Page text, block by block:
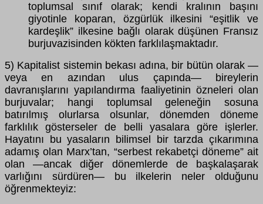
toplumsal sınıf olarak; kendi kralının başını
giyotinle koparan, özgürlük ilkesini “eşitlik ve
kardeşlik” ilkesine bağlı olarak düşünen Fransız
burjuvazisinden kökten farklılaşmaktadır.
5) Kapitalist sistemin bekası adına, bir bütün olarak —
veya en azından ulus çapında— bireylerin
davranışlarını yapılandırma faaliyetinin özneleri olan
burjuvalar; hangi toplumsal geleneğin sosuna
batırılmış olurlarsa olsunlar, dönemden döneme
farklılık gösterseler de belli yasalara göre işlerler.
Hayatını bu yasaların bilimsel bir tarzda çıkarımına
adamış olan Marx’tan, “serbest rekabetçi döneme” ait
olan —ancak diğer dönemlerde de başkalaşarak
varlığını sürdüren— bu ilkelerin neler olduğunu
öğrenmekteyiz: